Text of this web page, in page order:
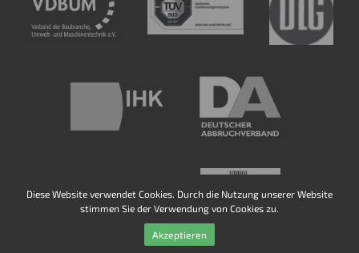
Diese Website verwendet Cookies. Durch die Nutzung unserer Website
stimmen Sie der Verwendung von Cookies zu.
Akzeptieren